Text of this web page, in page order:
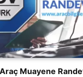
Muayene